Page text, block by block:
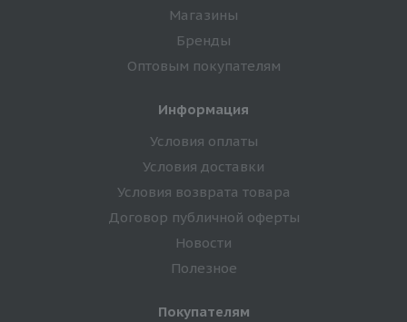
Магазины
Бренды
Оптовым покупателям
Информация
Условия оплаты
Условия доставки
Условия возврата товара
Договор публичной оферты
Новости
Полезное
Покупателям